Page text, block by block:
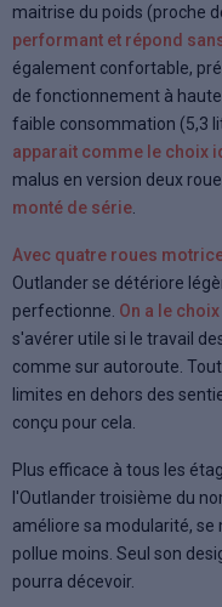
maitrise du poids (proche
performant et répond
également confortable,
de fonctionnement à
faible consommation (5,3
apparait comme le choix
malus en version deux
monté de série
Avec quatre roues
Outlander se détériore
perfectionne. On a le
s'avérer utile si le travail
comme sur autoroute.
limites en dehors des
conçu pour cela.
Plus efficace à tous les
l'Outlander troisième du
améliore sa modularité,
pollue moins. Seul son
pourra décevoir.